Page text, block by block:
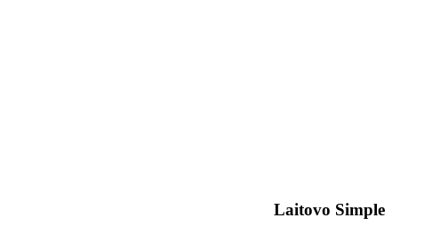
Laitovo Simple